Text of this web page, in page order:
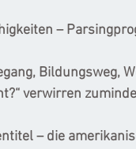
–
Bildungsweg,
verwirren
– die